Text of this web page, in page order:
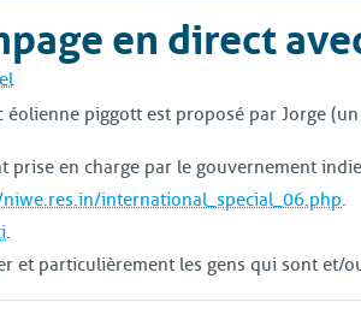
en direct
éolienne piggott est proposé par Jorge
prise en charge par le gouvernement
international_special_06.php.
.
et particulièrement les gens qui sont et/